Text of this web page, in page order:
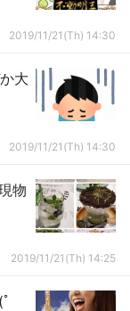
2019/11/21(Th) 14:30
大
2019/11/21(Th) 14:30
物
2019/11/21(Th) 14:25